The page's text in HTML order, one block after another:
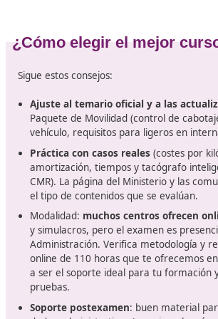
oficial la convocan y organizan las
siguiendo las bases del Anexo II del
1211/1990) y sus modificaciones;
información y criterios. Transportes
El formato exacto puede variar
incluir un test amplio y supuestos
referencia, algunas comunidades
anuales con periodos de examen
permite planificar el estudio con
territorio: por ejemplo, Castilla-La
oficial las ventanas de pruebas
hacen algo similar.